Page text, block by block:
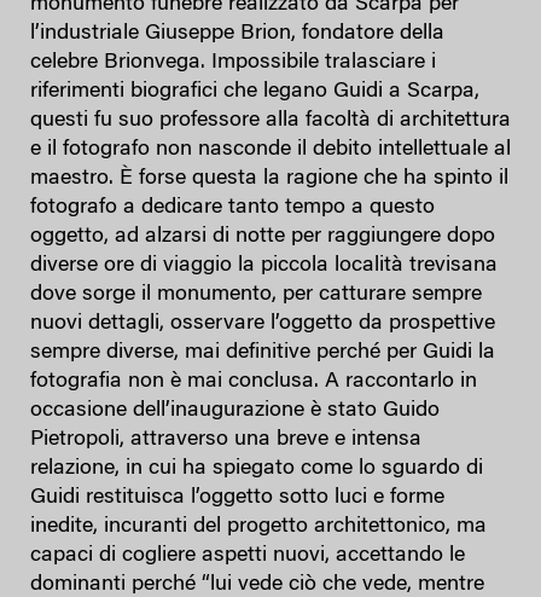
monumento funebre realizzato da Scarpa per
l’industriale Giuseppe Brion, fondatore della
celebre Brionvega. Impossibile tralasciare i
riferimenti biografici che legano Guidi a Scarpa,
questi fu suo professore alla facoltà di architettura
e il fotografo non nasconde il debito intellettuale al
maestro. È forse questa la ragione che ha spinto il
fotografo a dedicare tanto tempo a questo
oggetto, ad alzarsi di notte per raggiungere dopo
diverse ore di viaggio la piccola località trevisana
dove sorge il monumento, per catturare sempre
nuovi dettagli, osservare l’oggetto da prospettive
sempre diverse, mai definitive perché per Guidi la
fotografia non è mai conclusa. A raccontarlo in
occasione dell’inaugurazione è stato Guido
Pietropoli, attraverso una breve e intensa
relazione, in cui ha spiegato come lo sguardo di
Guidi restituisca l’oggetto sotto luci e forme
inedite, incuranti del progetto architettonico, ma
capaci di cogliere aspetti nuovi, accettando le
dominanti perché “lui vede ciò che vede, mentre